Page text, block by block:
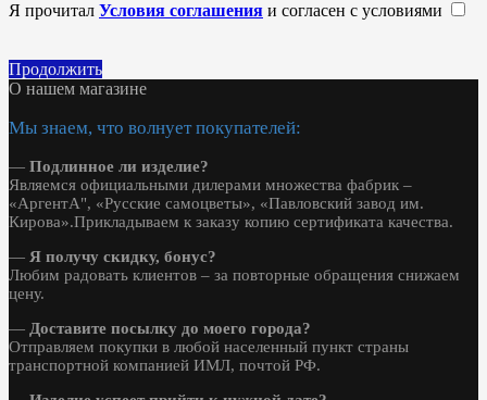
Я прочитал Условия соглашения и согласен с условиями
Продолжить
О нашем магазине
Мы знаем, что волнует покупателей:
— Подлинное ли изделие?
Являемся официальными дилерами множества фабрик –
«АргентА", «Русские самоцветы», «Павловский завод им.
Кирова».Прикладываем к заказу копию сертификата качества.
— Я получу скидку, бонус?
Любим радовать клиентов – за повторные обращения снижаем
цену.
— Доставите посылку до моего города?
Отправляем покупки в любой населенный пункт страны
транспортной компанией ИМЛ, почтой РФ.